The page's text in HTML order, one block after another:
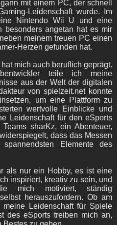
mit einem PC, der schnell
Leidenschaft wurde. Im
Nintendo Wii U und eine
besonders angetan hat es mir
meinem treuen PC einen
Herzen gefunden hat.
mich auch beruflich geprägt.
teile ich meine
aus der Welt der digitalen
von spielzeit.net konnte
um eine Plattform zu
wertvolle Einblicke und
Leidenschaft für den eSports
sharKz, ein Abenteuer,
dass das Messen
Elemente des
als nur ein Hobby, es ist eine
inspiriert, kreativ zu sein, und
mich motiviert, ständig
herauszufordern. Ob am
Leidenschaft für Spiele
des eSports treiben mich an,